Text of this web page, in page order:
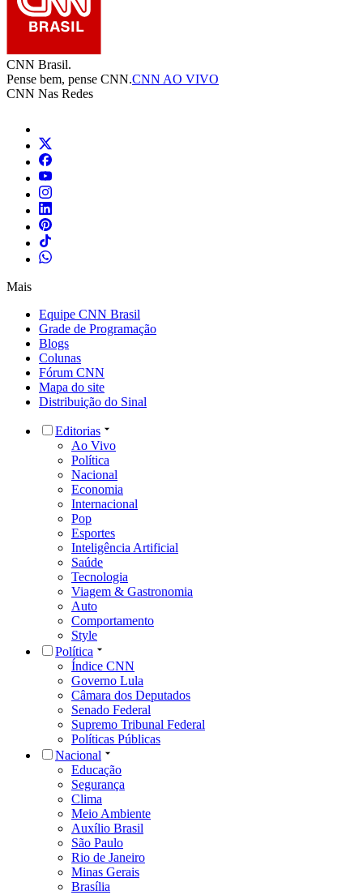
CNN Brasil.
Pense bem, pense CNN.CNN AO VIVO
CNN Nas Redes
Mais
Equipe CNN Brasil
Grade de Programação
Blogs
Colunas
Fórum CNN
Mapa do site
Distribuição do Sinal
Editorias
Ao Vivo
Política
Nacional
Economia
Internacional
Pop
Esportes
Inteligência Artificial
Saúde
Tecnologia
Viagem & Gastronomia
Auto
Comportamento
Style
Política
Índice CNN
Governo Lula
Câmara dos Deputados
Senado Federal
Supremo Tribunal Federal
Políticas Públicas
Nacional
Educação
Segurança
Clima
Meio Ambiente
Auxílio Brasil
São Paulo
Rio de Janeiro
Minas Gerais
Brasília